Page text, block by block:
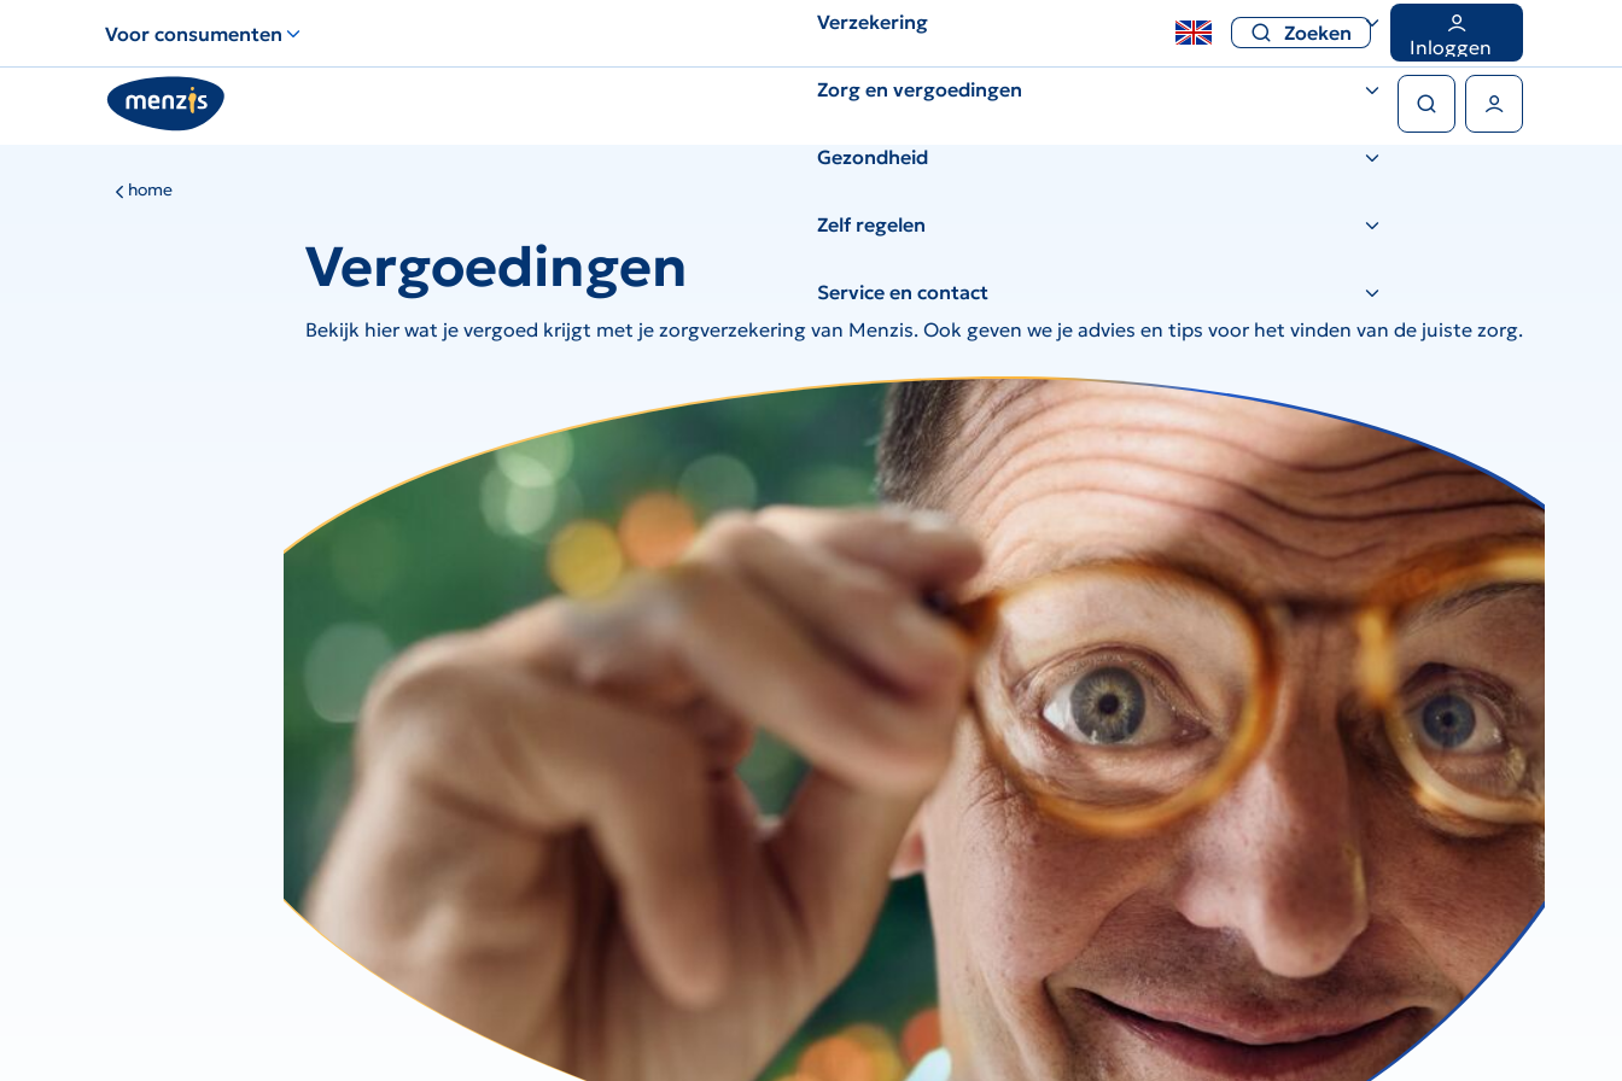
voor
snelle
navigatie
Voor consumenten Zoeken
Inloggen
Verzekering
Zorg en vergoedingen
Gezondheid
Zelf regelen
Service en contact
home
Vergoedingen
Bekijk hier wat je vergoed krijgt met je zorgverzekering van Menzis. Ook geven we je advies en tips voor het vinden van de juiste zorg.